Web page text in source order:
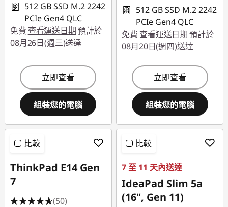
512 GB SSD M.2 2242
PCIe Gen4 QLC
免費 查看運送日期預計於
08月26日(週三)送達
立即查看
組裝您的電腦
512 GB SSD M.2 2242
PCIe Gen4 QLC
免費 查看運送日期預計於
08月20日(週四)送達
立即查看
組裝您的電腦
比較
ThinkPad E14 Gen
7
(50)
比較
7 至 11 天內送達
IdeaPad Slim 5a
(16", Gen 11)